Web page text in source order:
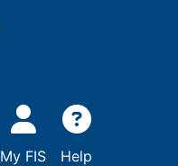
My FIS Help